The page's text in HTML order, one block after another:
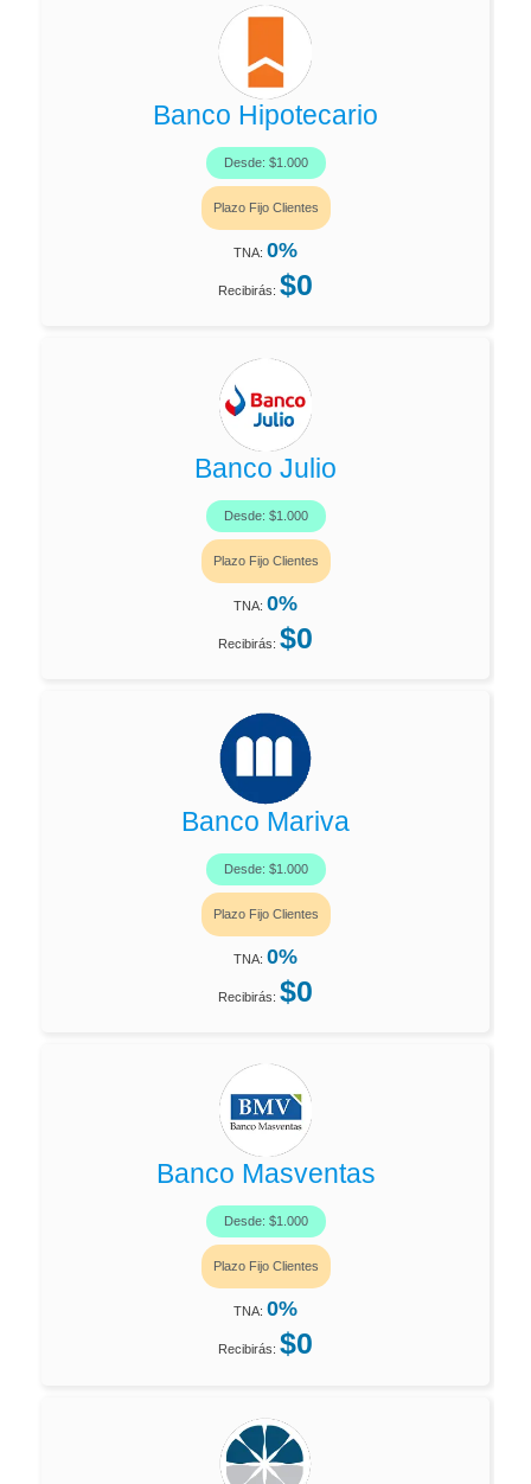
Banco Hipotecario
Desde: $1.000
Plazo Fijo Clientes
TNA: 0%
Recibirás: $0
Banco Julio
Desde: $1.000
Plazo Fijo Clientes
TNA: 0%
Recibirás: $0
Banco Mariva
Desde: $1.000
Plazo Fijo Clientes
TNA: 0%
Recibirás: $0
Banco Masventas
Desde: $1.000
Plazo Fijo Clientes
TNA: 0%
Recibirás: $0